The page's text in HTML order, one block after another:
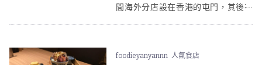
間海外分店設在香港的屯門，其後在
foodieyanyannn 人氣食店